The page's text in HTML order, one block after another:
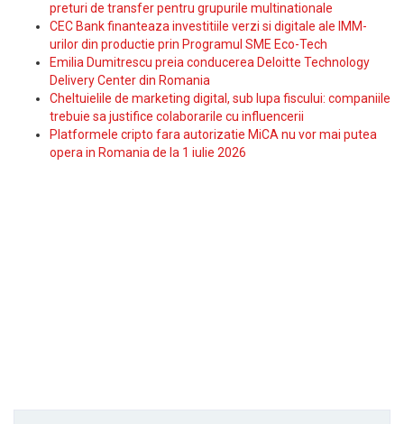
preturi de transfer pentru grupurile multinationale
CEC Bank finanteaza investitiile verzi si digitale ale IMM-
urilor din productie prin Programul SME Eco-Tech
Emilia Dumitrescu preia conducerea Deloitte Technology
Delivery Center din Romania
Cheltuielile de marketing digital, sub lupa fiscului: companiile
trebuie sa justifice colaborarile cu influencerii
Platformele cripto fara autorizatie MiCA nu vor mai putea
opera in Romania de la 1 iulie 2026